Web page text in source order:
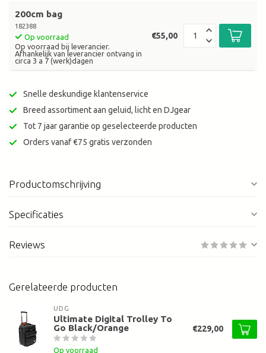
200cm bag
182388
Op voorraad
Op voorraad bij leverancier.
Afhankelijk van leverancier ontvang in
circa 3 a 7 (werk)dagen
€55,00
Snelle deskundige klantenservice
Breed assortiment aan geluid, licht en DJgear
Tot 7 jaar garantie op geselecteerde producten
Orders vanaf €75 gratis verzonden
Productomschrijving
Specificaties
Reviews
Gerelateerde producten
UDG
Ultimate Digital Trolley To
Go Black/Orange
Op voorraad
€229,00